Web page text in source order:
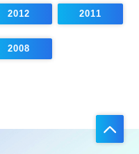
2012 2011
2008